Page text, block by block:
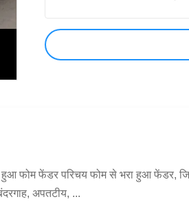
फोम फेंडर परिचय फोम से भरा हुआ फेंडर,
अपतटीय, ...